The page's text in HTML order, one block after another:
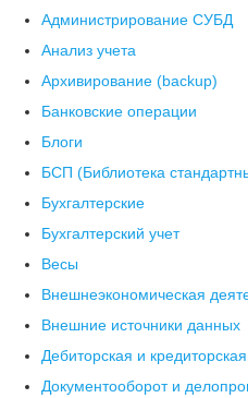
Администрирование СУБД
Анализ учета
Архивирование (backup)
Банковские операции
Блоги
БСП (Библиотека
Бухгалтерские
Бухгалтерский учет
Весы
Внешнеэкономическая
Внешние источники данных
Дебиторская и
Документооборот и